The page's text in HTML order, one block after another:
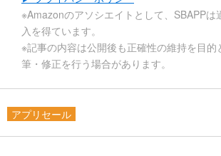
※Amazonのアソシエイトとして、SBAPPは
入を得ています。
※記事の内容は公開後も正確性の維持を目的
筆・修正を行う場合があります。
アプリセール